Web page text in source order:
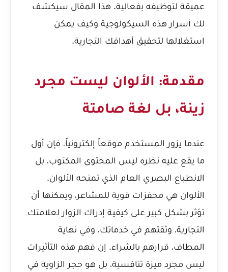
عميقة لتوظيفه بفعالية. هذا المقال سيكشف
لك أسرار هذه السيكولوجية وكيف يمكن
استغلالها لتحقيق أهدافك التجارية.
مقدمة: الألوان ليست مجرد
زينة، بل لغة صامتة
عندما يزور المستخدم موقعاً إلكترونياً، فإن أول
ما يقع عليه نظره ليس المحتوى المكتوب، بل
الانطباع البصري العام الذي تمنحه الألوان.
الألوان هي محفزات قوية للمشاعر، ويمكنها أن
تؤثر بشكل كبير على كيفية إدراك الزوار لعلامتك
التجارية، وثقتهم في خدماتك، وفي نهاية
المطاف، قرارهم بالشراء. إن فهم هذه التأثيرات
ليس مجرد ميزة تنافسية، بل هو حجر الزاوية في